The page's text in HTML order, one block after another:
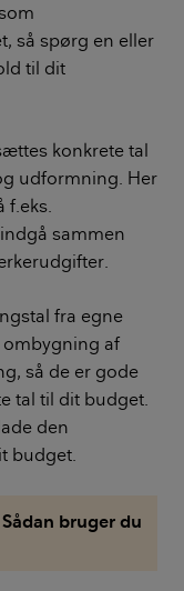
så spørg en eller
til dit
konkrete tal
udformning. Her
f.eks.
sammen
fra egne
af
så de er gode
tal til dit budget.
den
budget.
bruger du